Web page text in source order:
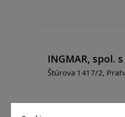
INGMAR, spol.
Štúrova 1417/2,